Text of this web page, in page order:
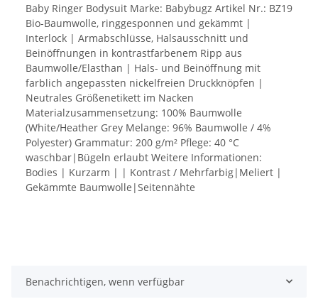
Baby Ringer Bodysuit Marke: Babybugz Artikel Nr.: BZ19
Bio-Baumwolle, ringgesponnen und gekämmt |
Interlock | Armabschlüsse, Halsausschnitt und
Beinöffnungen in kontrastfarbenem Ripp aus
Baumwolle/Elasthan | Hals- und Beinöffnung mit
farblich angepassten nickelfreien Druckknöpfen |
Neutrales Größenetikett im Nacken
Materialzusammensetzung: 100% Baumwolle
(White/Heather Grey Melange: 96% Baumwolle / 4%
Polyester) Grammatur: 200 g/m² Pflege: 40 °C
waschbar|Bügeln erlaubt Weitere Informationen:
Bodies | Kurzarm | | Kontrast / Mehrfarbig|Meliert |
Gekämmte Baumwolle|Seitennähte
Benachrichtigen, wenn verfügbar